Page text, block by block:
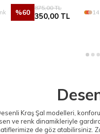
%60
875,00TL
350,00 TL 14
Kraş Şal modelleri,
ve renk dinamikleriyle
de göz atabilirsiniz.